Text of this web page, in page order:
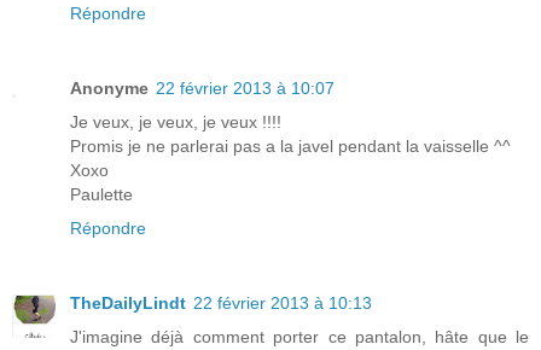
Répondre
Anonyme 22 février 2013 à 10:07
Je veux, je veux, je veux !!!!
Promis je ne parlerai pas a la javel pendant la vaisselle ^^
Xoxo
Paulette
Répondre
TheDailyLindt 22 février 2013 à 10:13
J'imagine déjà comment porter ce pantalon, hâte que le